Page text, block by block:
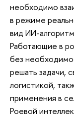
необходимо
в режиме
вид ИИ-
Работающие в
без
решать задачи,
логистикой,
применения в
Роевой